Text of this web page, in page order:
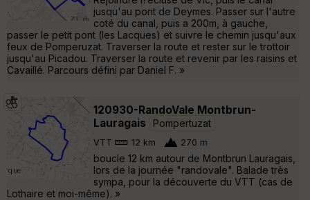
jusqu'au pont de Deymes. Passer sur l'autre
coté du canal, puis a 200m, à gauche,
passer le petit pont (les Lacques) et suivre le chemin jusqu'aux
feux de Pomperuzat. Traverser la route et rester sur le trottoir
jusqu'au Picadou. Traverser la route et revenir par les raisins et
Cavaillé. Parcours défini par Daniel F. »
120930-RandoVale Montbrun-
Lauragais
Pompertuzat
VTT 12 km 270 m
boucle 12 km autour de Montbrun Lauragais,
lors de la journée "randovale". Balade très
sympa, pour la découverte du VTT (cas de
Lothaire et moi-même). »